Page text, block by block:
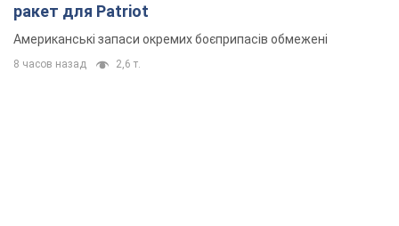
ракет для Patriot
Американські запаси окремих боєприпасів обмежені
8 часов назад 2,6 т.